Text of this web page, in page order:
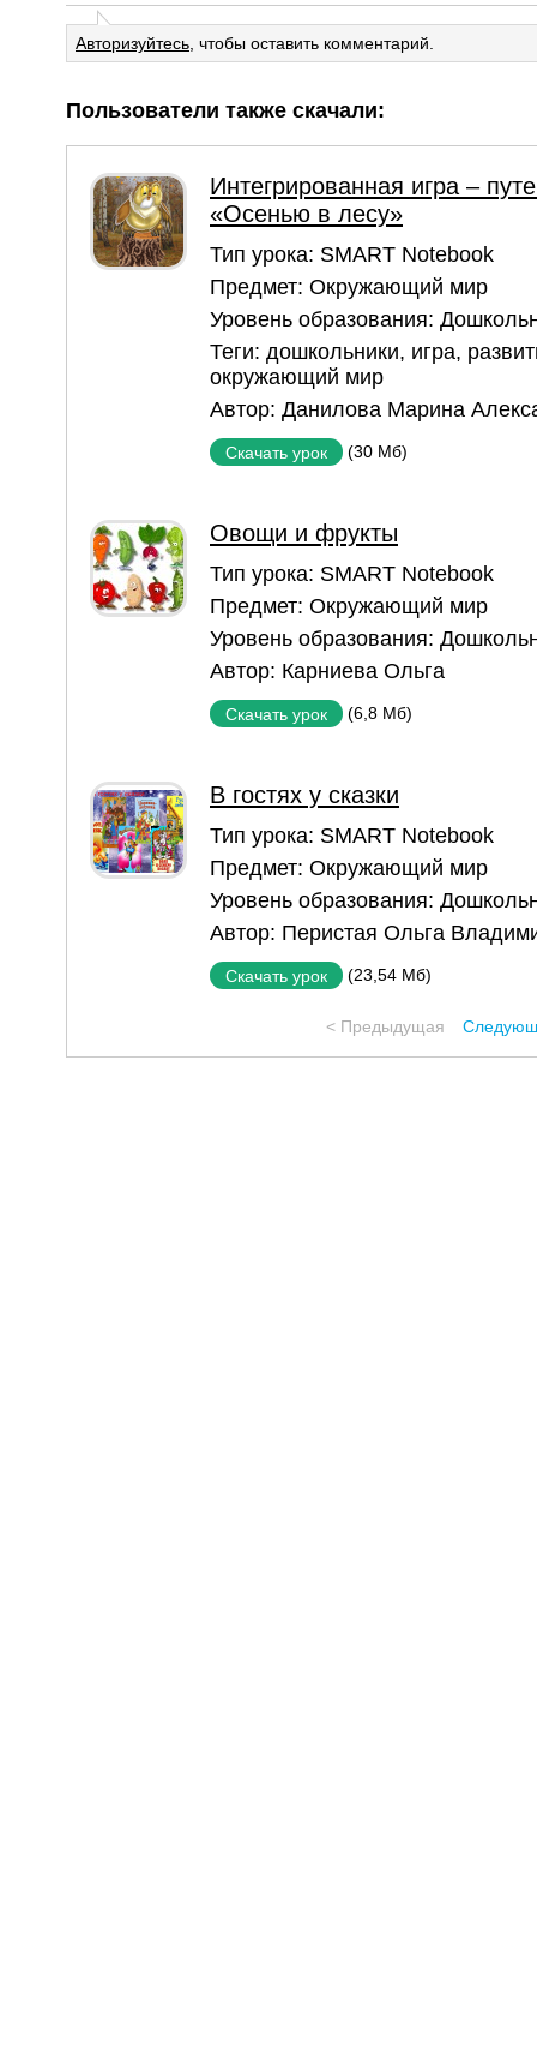
Авторизуйтесь , чтобы оставить комментарий.
Пользователи также скачали:
Интегрированная игра –
«Осенью в лесу»
Тип урока: SMART Notebook
Предмет: Окружающий мир
Уровень образования:
Теги: дошкольники, игра,
окружающий мир
Автор: Данилова Марина
Скачать урок (30 Мб)
Овощи и фрукты
Тип урока: SMART Notebook
Предмет: Окружающий мир
Уровень образования:
Автор: Карниева Ольга
Скачать урок (6,8 Мб)
В гостях у сказки
Тип урока: SMART Notebook
Предмет: Окружающий мир
Уровень образования:
Автор: Перистая Ольга
Скачать урок (23,54 Мб)
< Предыдущая